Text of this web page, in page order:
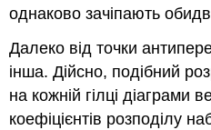
однаково зачіпають
Далеко від точки
інша. Дійсно, подібний
на кожній гілці діаграми
коефіцієнтів розподілу